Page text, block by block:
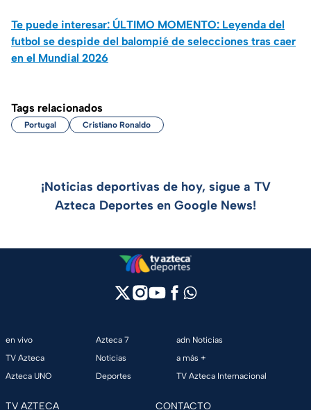
Te puede interesar: ÚLTIMO MOMENTO: Leyenda del
futbol se despide del balompié de selecciones tras caer
en el Mundial 2026
Tags relacionados
Portugal Cristiano Ronaldo
¡Noticias deportivas de hoy, sigue a TV
Azteca Deportes en Google News!
en vivo
TV Azteca
Azteca UNO
Azteca 7
Noticias
Deportes
adn Noticias
a más +
TV Azteca Internacional
TV AZTECA CONTACTO